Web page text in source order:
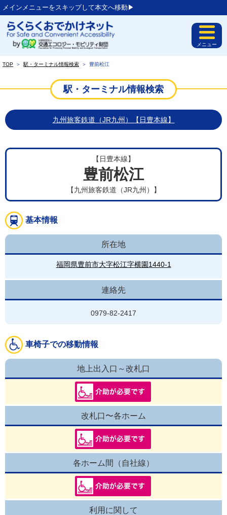
メインメニューをスキップして本文へ移動▶︎
メニュー
TOP ＞ 駅・ターミナル情報検索 ＞ 豊前松江
駅・ターミナル情報検索
九州旅客鉄道（JR九州）【日豊本線】
【日豊本線】
豊前松江
【九州旅客鉄道（JR九州）】
基本情報
所在地
福岡県豊前市大字松江字横園1440-1
連絡先
0979-82-2417
車椅子での移動情報
地上出入口～改札口
改札口〜各ホーム
各ホーム間（自社線）
利用に関して